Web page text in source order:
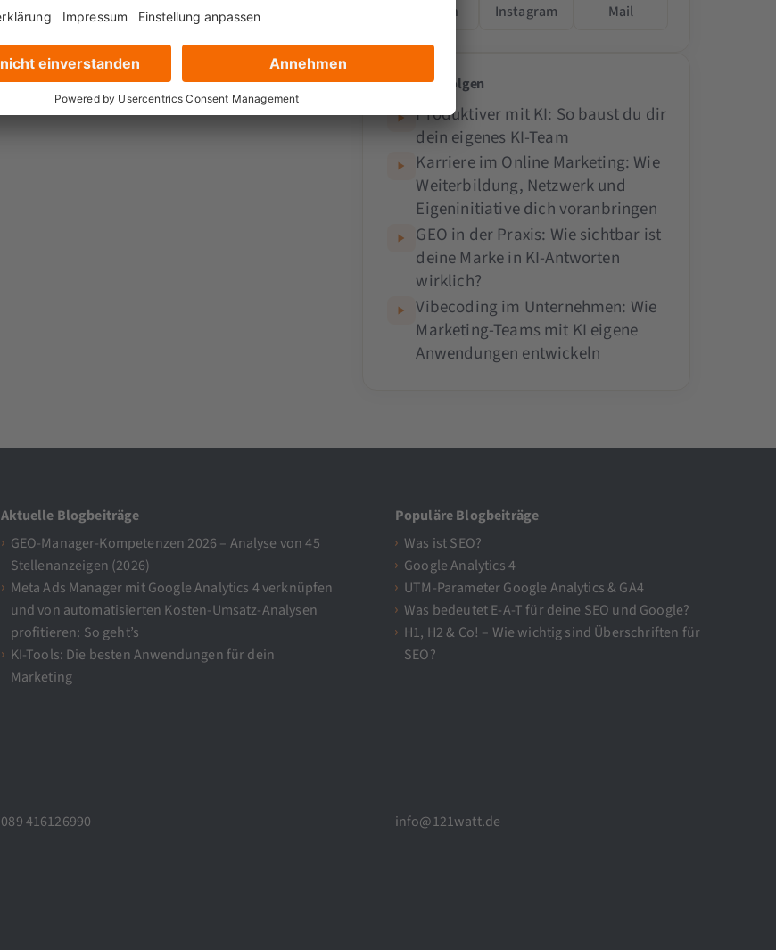
LinkedIn
Instagram Mail
Passende Folgen
Produktiver mit KI: So baust du dir
dein eigenes KI-Team
Karriere im Online Marketing: Wie
Weiterbildung, Netzwerk und
Eigeninitiative dich voranbringen
GEO in der Praxis: Wie sichtbar ist
deine Marke in KI-Antworten
wirklich?
Vibecoding im Unternehmen: Wie
Marketing-Teams mit KI eigene
Anwendungen entwickeln
Aktuelle Blogbeiträge
GEO-Manager-Kompetenzen 2026 – Analyse von 45
Stellenanzeigen (2026)
Meta Ads Manager mit Google Analytics 4 verknüpfen
und von automatisierten Kosten-Umsatz-Analysen
profitieren: So geht’s
KI-Tools: Die besten Anwendungen für dein
Marketing
Populäre Blogbeiträge
Was ist SEO?
Google Analytics 4
UTM-Parameter Google Analytics & GA4
Was bedeutet E-A-T für deine SEO und Google?
H1, H2 & Co! – Wie wichtig sind Überschriften für
SEO?
089 416126990 info@121watt.de